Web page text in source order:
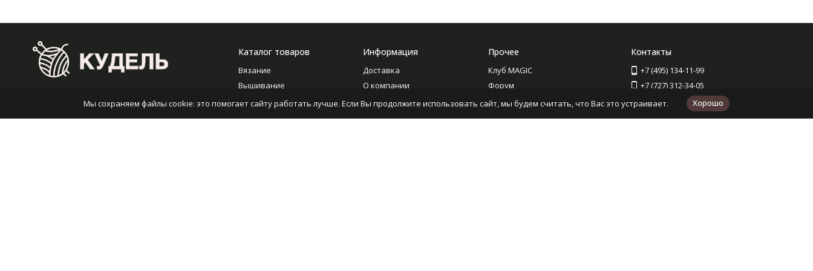
Каталог товаров
Вязание
Вышивание
Шитье
Информация
Доставка
О компании
Новости
Прочее
Клуб MAGIC
Форум
Опросы
Контакты
+7 (495) 134-11-99
+7 (727) 312-34-05
Для звонков из Казахстана
Московская обл., Королев, ТЦ "Статус",
пр-т Королева, д.5Д , кор.1 э.3, оф. 317
Мы сохраняем файлы cookie: это помогает сайту работать лучше. Если Вы продолжите использовать сайт, мы будем считать, что Вас это устраивает. Хорошо